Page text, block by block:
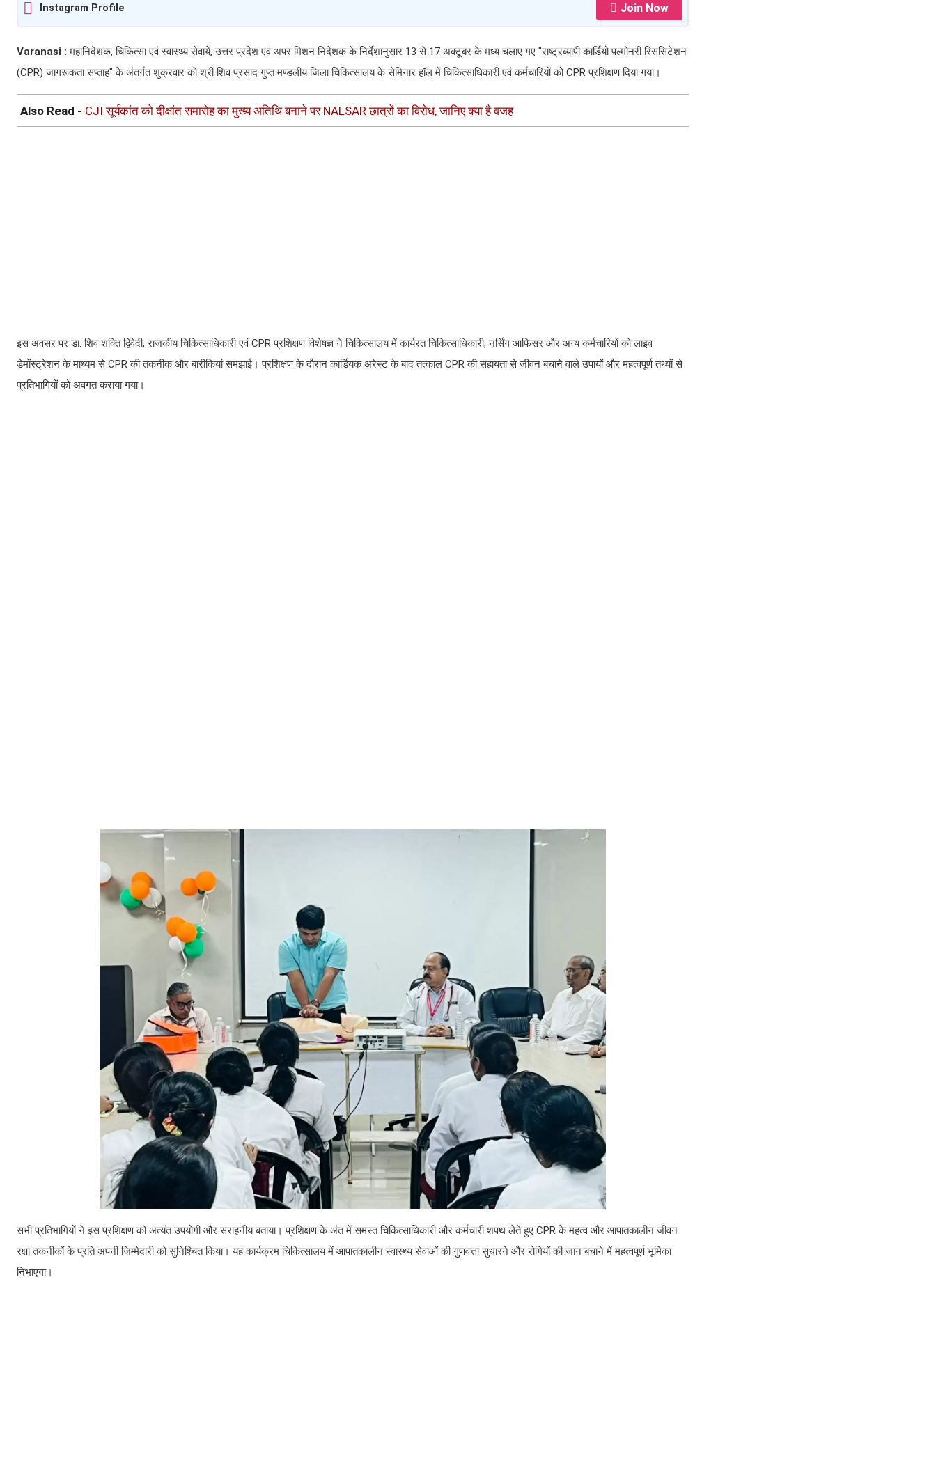
Instagram Profile Join Now
Varanasi : महानिदेशक, चिकित्सा एवं स्वास्थ्य सेवायें, उत्तर प्रदेश एवं अपर मिशन निदेशक के निर्देशानुसार 13 से 17 अक्टूबर के मध्य चलाए गए "राष्ट्रव्यापी कार्डियो पल्मोनरी रिससिटेशन
(CPR) जागरूकता सप्ताह" के अंतर्गत शुक्रवार को श्री शिव प्रसाद गुप्त मण्डलीय जिला चिकित्सालय के सेमिनार हॉल में चिकित्साधिकारी एवं कर्मचारियों को CPR प्रशिक्षण दिया गया।
Also Read - CJI सूर्यकांत को दीक्षांत समारोह का मुख्य अतिथि बनाने पर NALSAR छात्रों का विरोध, जानिए क्या है वजह
इस अवसर पर डा. शिव शक्ति द्विवेदी, राजकीय चिकित्साधिकारी एवं CPR प्रशिक्षण विशेषज्ञ ने चिकित्सालय में कार्यरत चिकित्साधिकारी, नर्सिंग आफिसर और अन्य कर्मचारियों को लाइव
डेमोंस्ट्रेशन के माध्यम से CPR की तकनीक और बारीकियां समझाई। प्रशिक्षण के दौरान कार्डियक अरेस्ट के बाद तत्काल CPR की सहायता से जीवन बचाने वाले उपायों और महत्वपूर्ण तथ्यों से
प्रतिभागियों को अवगत कराया गया।
सभी प्रतिभागियों ने इस प्रशिक्षण को अत्यंत उपयोगी और सराहनीय बताया। प्रशिक्षण के अंत में समस्त चिकित्साधिकारी और कर्मचारी शपथ लेते हुए CPR के महत्व और आपातकालीन जीवन
रक्षा तकनीकों के प्रति अपनी जिम्मेदारी को सुनिश्चित किया। यह कार्यक्रम चिकित्सालय में आपातकालीन स्वास्थ्य सेवाओं की गुणवत्ता सुधारने और रोगियों की जान बचाने में महत्वपूर्ण भूमिका
निभाएगा।